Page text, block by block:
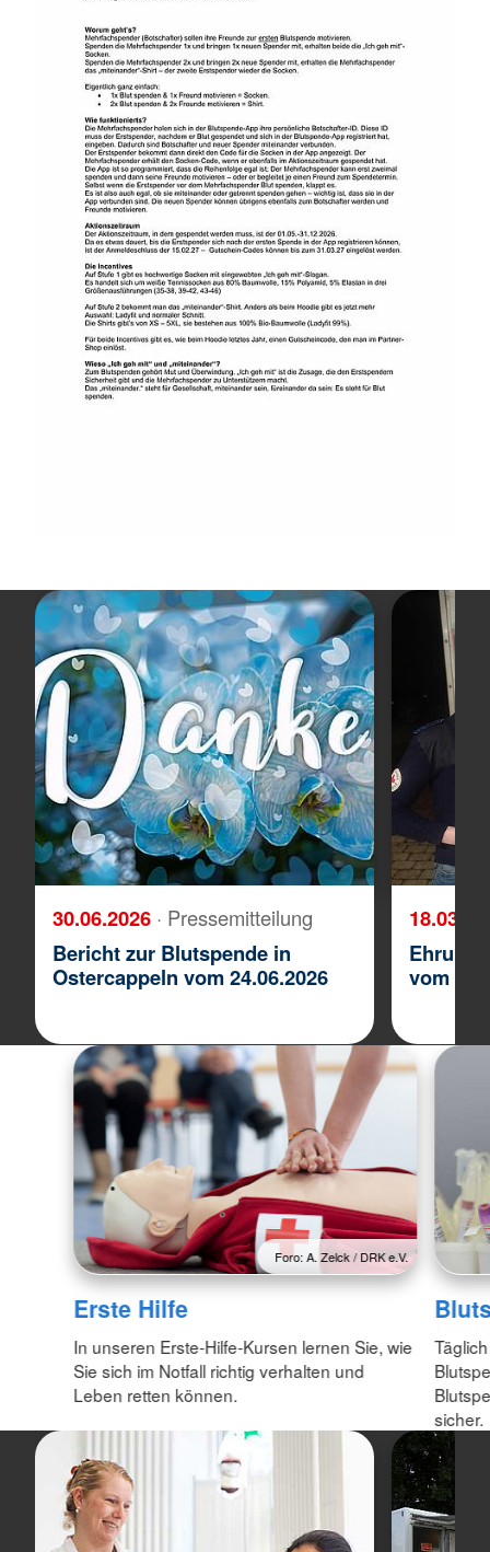
30.06.2026 · Pressemitteilung
Bericht zur Blutspende in
Ostercappeln vom 24.06.2026
Ehrung
vom
Foro: A. Zelck / DRK e.V.
Erste Hilfe
In unseren Erste-Hilfe-Kursen lernen Sie, wie
Sie sich im Notfall richtig verhalten und
Leben retten können.
sicher.